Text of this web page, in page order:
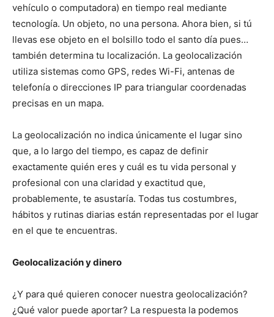
vehículo o computadora) en tiempo real mediante
tecnología. Un objeto, no una persona. Ahora bien, si tú
llevas ese objeto en el bolsillo todo el santo día pues…
también determina tu localización. La geolocalización
utiliza sistemas como GPS, redes Wi-Fi, antenas de
telefonía o direcciones IP para triangular coordenadas
precisas en un mapa.
La geolocalización no indica únicamente el lugar sino
que, a lo largo del tiempo, es capaz de definir
exactamente quién eres y cuál es tu vida personal y
profesional con una claridad y exactitud que,
probablemente, te asustaría. Todas tus costumbres,
hábitos y rutinas diarias están representadas por el lugar
en el que te encuentras.
Geolocalización y dinero
¿Y para qué quieren conocer nuestra geolocalización?
¿Qué valor puede aportar? La respuesta la podemos